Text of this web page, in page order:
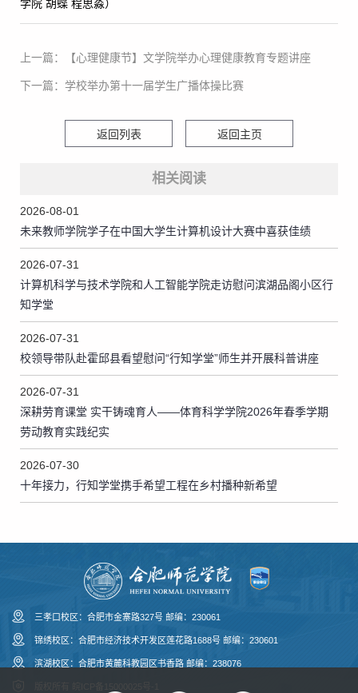
学院 胡蝶 程思淼）
上一篇：【心理健康节】文学院举办心理健康教育专题讲座
下一篇：学校举办第十一届学生广播体操比赛
返回列表 返回主页
相关阅读
2026-08-01
未来教师学院学子在中国大学生计算机设计大赛中喜获佳绩
2026-07-31
计算机科学与技术学院和人工智能学院走访慰问滨湖品阁小区行
知学堂
2026-07-31
校领导带队赴霍邱县看望慰问“行知学堂”师生并开展科普讲座
2026-07-31
深耕劳育课堂 实干铸魂育人——体育科学学院2026年春季学期
劳动教育实践纪实
2026-07-30
十年接力，行知学堂携手希望工程在乡村播种新希望
三孝口校区：合肥市金寨路327号 邮编：230061
锦绣校区：合肥市经济技术开发区莲花路1688号 邮编：230601
滨湖校区：合肥市黄麓科教园区书香路 邮编：238076